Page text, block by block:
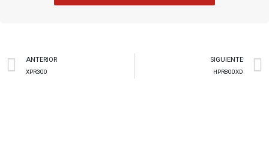
ANTERIOR
XPR300
SIGUIENTE
HPR800XD